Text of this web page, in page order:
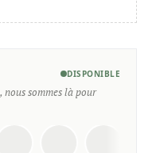
DISPONIBLE
sommes là pour